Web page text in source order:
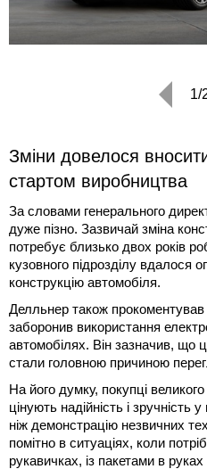
1/
Зміни довелося
стартом виробництва
За словами генерального
дуже пізно. Зазвичай зміна
потребує близько двох років
кузовного підрозділу вдалося
конструкцію автомобіля.
Делльнер також
заборонив використання
автомобілях. Він зазначив, що
стали головною причиною
На його думку, покупці
цінують надійність і зручність
ніж демонстрацію незвичних
помітно в ситуаціях, коли
рукавичках, із пакетами в